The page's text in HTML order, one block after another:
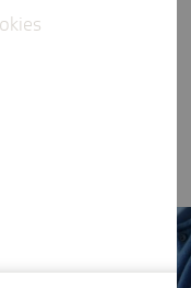
Ministerium für
Einblick